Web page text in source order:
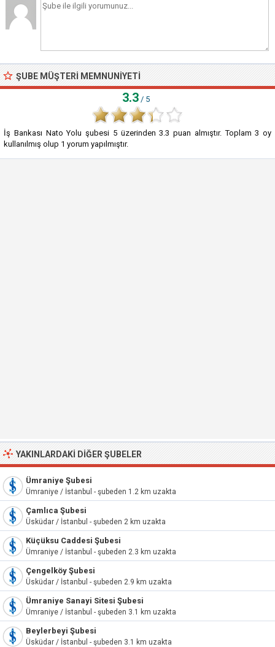
ŞUBE MÜŞTERI MEMNUNIYETI
3.3 / 5
İş Bankası Nato Yolu şubesi 5üzerinden3.3 puan almıştır. Toplam3 oy
kullanılmış olup 1 yorum yapılmıştır.
YAKINLARDAKI DIĞER ŞUBELER
Ümraniye Şubesi
Ümraniye / İstanbul - şubeden 1.2 km uzakta
Çamlıca Şubesi
Üsküdar / İstanbul - şubeden 2 km uzakta
Küçüksu Caddesi Şubesi
Ümraniye / İstanbul - şubeden 2.3 km uzakta
Çengelköy Şubesi
Üsküdar / İstanbul - şubeden 2.9 km uzakta
Ümraniye Sanayi Sitesi Şubesi
Ümraniye / İstanbul - şubeden 3.1 km uzakta
Beylerbeyi Şubesi
Üsküdar / İstanbul - şubeden 3.1 km uzakta